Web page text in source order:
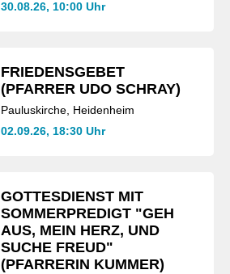
30.08.26, 10:00 Uhr
FRIEDENSGEBET
(PFARRER UDO SCHRAY)
Pauluskirche, Heidenheim
02.09.26, 18:30 Uhr
GOTTESDIENST MIT
SOMMERPREDIGT "GEH
AUS, MEIN HERZ, UND
SUCHE FREUD"
(PFARRERIN KUMMER)